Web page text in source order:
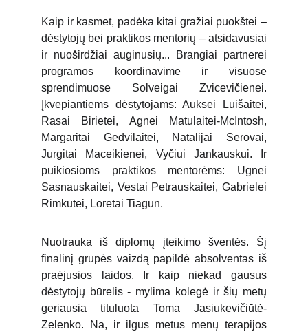
Kaip ir kasmet, padėka kitai gražiai puokštei –
dėstytojų bei praktikos mentorių – atsidavusiai
ir nuoširdžiai auginusių... Brangiai partnerei
programos koordinavime ir visuose
sprendimuose Solveigai Zvicevičienei.
Įkvepiantiems dėstytojams: Auksei Luišaitei,
Rasai Birietei, Agnei Matulaitei-McIntosh,
Margaritai Gedvilaitei, Natalijai Serovai,
Jurgitai Maceikienei, Vyčiui Jankauskui. Ir
puikiosioms praktikos mentorėms: Ugnei
Sasnauskaitei, Vestai Petrauskaitei, Gabrielei
Rimkutei, Loretai Tiagun.
Nuotrauka iš diplomų įteikimo šventės. Šį
finalinį grupės vaizdą papildė absolventas iš
praėjusios laidos. Ir kaip niekad gausus
dėstytojų būrelis - mylima kolegė ir šių metų
geriausia tituluota Toma Jasiukevičiūtė-
Zelenko. Na, ir ilgus metus menų terapijos